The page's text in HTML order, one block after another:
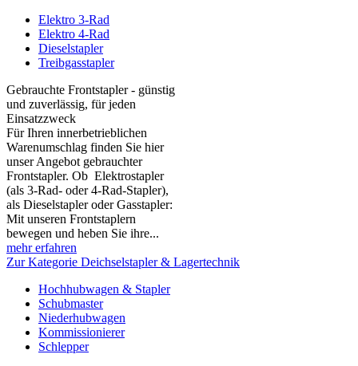
Elektro 3-Rad
Elektro 4-Rad
Dieselstapler
Treibgasstapler
Gebrauchte Frontstapler - günstig
und zuverlässig, für jeden
Einsatzzweck
Für Ihren innerbetrieblichen
Warenumschlag finden Sie hier
unser Angebot gebrauchter
Frontstapler. Ob Elektrostapler
(als 3-Rad- oder 4-Rad-Stapler),
als Dieselstapler oder Gasstapler:
Mit unseren Frontstaplern
bewegen und heben Sie ihre...
mehr erfahren
Zur Kategorie Deichselstapler & Lagertechnik
Hochhubwagen & Stapler
Schubmaster
Niederhubwagen
Kommissionierer
Schlepper